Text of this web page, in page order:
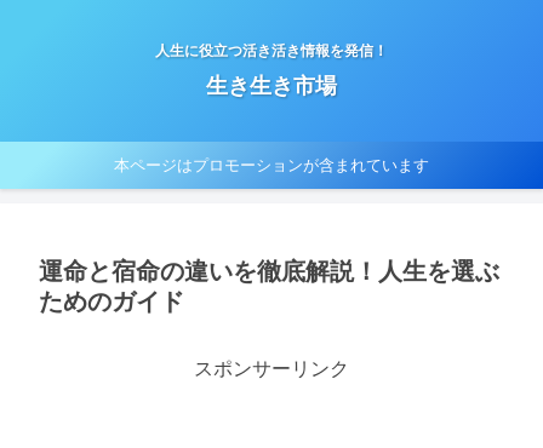
人生に役立つ活き活き情報を発信！
生き生き市場
本ページはプロモーションが含まれています
運命と宿命の違いを徹底解説！人生を選ぶ
ためのガイド
スポンサーリンク